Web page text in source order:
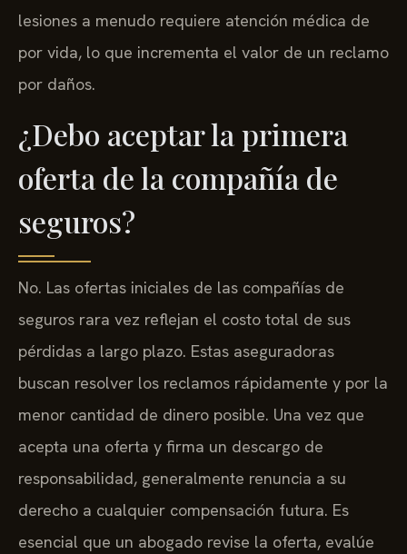
lesiones a menudo requiere atención médica de
por vida, lo que incrementa el valor de un reclamo
por daños.
¿Debo aceptar la primera
oferta de la compañía de
seguros?
No. Las ofertas iniciales de las compañías de
seguros rara vez reflejan el costo total de sus
pérdidas a largo plazo. Estas aseguradoras
buscan resolver los reclamos rápidamente y por la
menor cantidad de dinero posible. Una vez que
acepta una oferta y firma un descargo de
responsabilidad, generalmente renuncia a su
derecho a cualquier compensación futura. Es
esencial que un abogado revise la oferta, evalúe